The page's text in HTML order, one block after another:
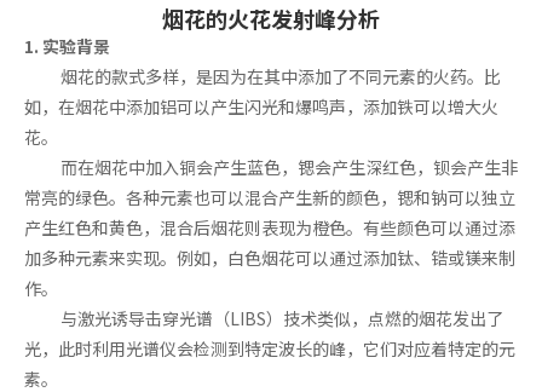
烟花的火花发射峰分析
1. 实验背景
烟花的款式多样，是因为在其中添加了不同元素的火药。比
如，在烟花中添加铝可以产生闪光和爆鸣声，添加铁可以增大火
花。
而在烟花中加入铜会产生蓝色，锶会产生深红色，钡会产生非
常亮的绿色。 各种元素也可以混合产生新的颜色，锶和钠可以独立
产生红色和黄色，混合后烟花则表现为橙色。有些颜色可以通过添
加多种元素来实现。例如，白色烟花可以通过添加钛、锆或镁来制
作。
与激光诱导击穿光谱（LIBS）技术类似，点燃的烟花发出了
光，此时利用光谱仪会检测到特定波长的峰，它们对应着特定的元
素。